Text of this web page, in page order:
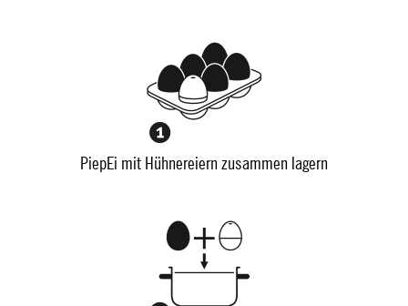
PiepEi mit Hühnereiern zusammen lagern